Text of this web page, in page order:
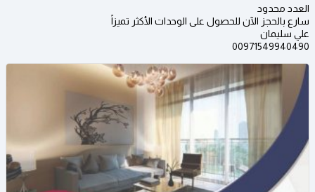
العدد محدود
سارع بالحجز الآن للحصول على الوحدات الأكثر تميزاً
علي سليمان
00971549940490